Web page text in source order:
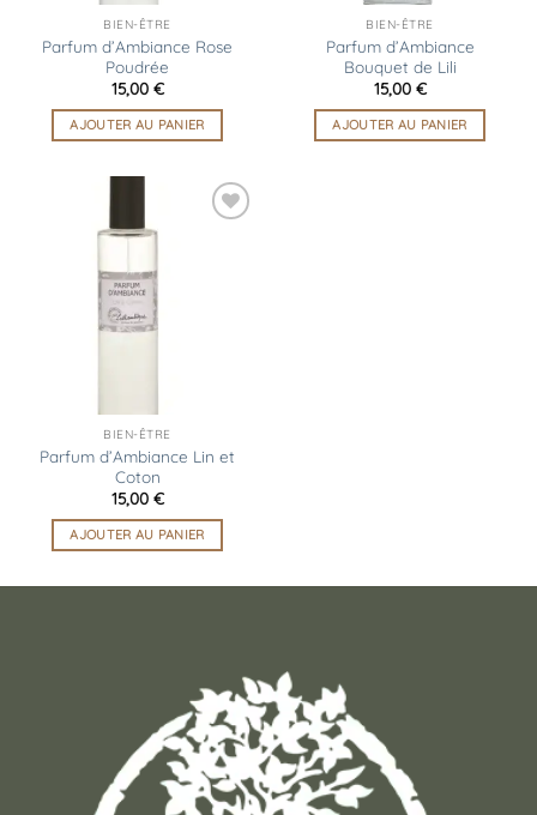
BIEN-ÊTRE
Parfum d’Ambiance Rose
Poudrée
15,00 €
AJOUTER AU PANIER
BIEN-ÊTRE
Parfum d’Ambiance
Bouquet de Lili
15,00 €
AJOUTER AU PANIER
BIEN-ÊTRE
Parfum d’Ambiance Lin et
Coton
15,00 €
AJOUTER AU PANIER